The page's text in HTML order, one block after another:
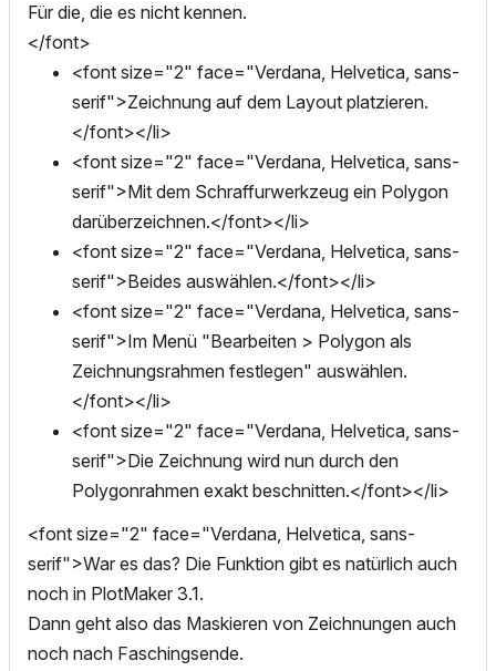
Für die, die es nicht kennen.
</font>
<font size="2" face="Verdana, Helvetica, sans-
serif">Zeichnung auf dem Layout platzieren.
</font></li>
<font size="2" face="Verdana, Helvetica, sans-
serif">Mit dem Schraffurwerkzeug ein Polygon
darüberzeichnen.</font></li>
<font size="2" face="Verdana, Helvetica, sans-
serif">Beides auswählen.</font></li>
<font size="2" face="Verdana, Helvetica, sans-
serif">Im Menü "Bearbeiten > Polygon als
Zeichnungsrahmen festlegen" auswählen.
</font></li>
<font size="2" face="Verdana, Helvetica, sans-
serif">Die Zeichnung wird nun durch den
Polygonrahmen exakt beschnitten.</font></li>
<font size="2" face="Verdana, Helvetica, sans-
serif">War es das? Die Funktion gibt es natürlich auch
noch in PlotMaker 3.1.
Dann geht also das Maskieren von Zeichnungen auch
noch nach Faschingsende.